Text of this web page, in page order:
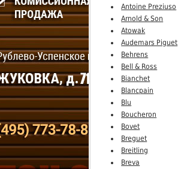
Antoine Preziuso
Arnold & Son
Atowak
Audemars Piguet
Behrens
Bell & Ross
Bianchet
Blancpain
Blu
Boucheron
Bovet
Breguet
Breitling
Breva